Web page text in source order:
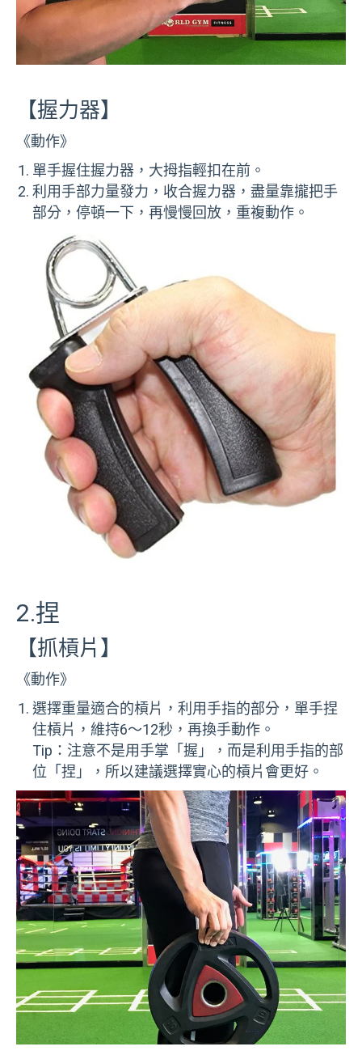
【握力器】
《動作》
單手握住握力器，大拇指輕扣在前。
利用手部力量發力，收合握力器，盡量靠攏把手
部分，停頓一下，再慢慢回放，重複動作。
2.捏
【抓槓片】
《動作》
選擇重量適合的槓片，利用手指的部分，單手捏
住槓片，維持6～12秒，再換手動作。
Tip：注意不是用手掌「握」，而是利用手指的部
位「捏」，所以建議選擇實心的槓片會更好。